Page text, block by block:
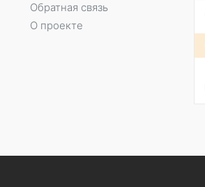
Обратная связь
О проекте